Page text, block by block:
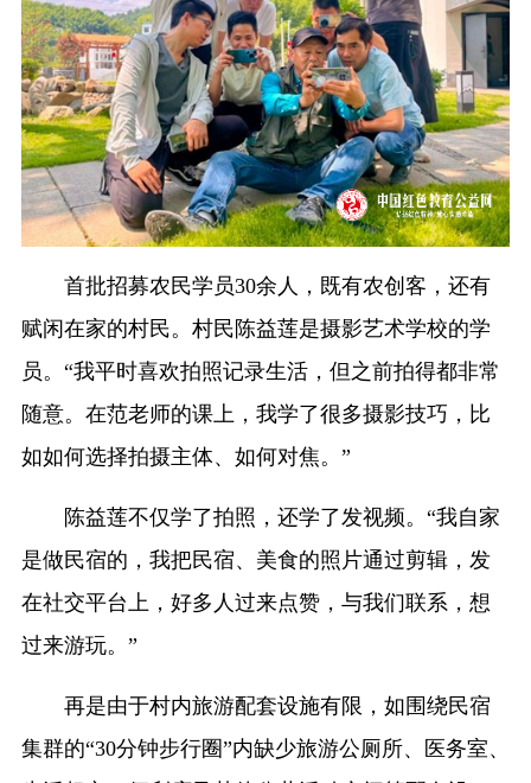
首批招募农民学员30余人，既有农创客，还有
赋闲在家的村民。村民陈益莲是摄影艺术学校的学
员。“我平时喜欢拍照记录生活，但之前拍得都非常
随意。在范老师的课上，我学了很多摄影技巧，比
如如何选择拍摄主体、如何对焦。”
陈益莲不仅学了拍照，还学了发视频。“我自家
是做民宿的，我把民宿、美食的照片通过剪辑，发
在社交平台上，好多人过来点赞，与我们联系，想
过来游玩。”
再是由于村内旅游配套设施有限，如围绕民宿
集群的“30分钟步行圈”内缺少旅游公厕所、医务室、